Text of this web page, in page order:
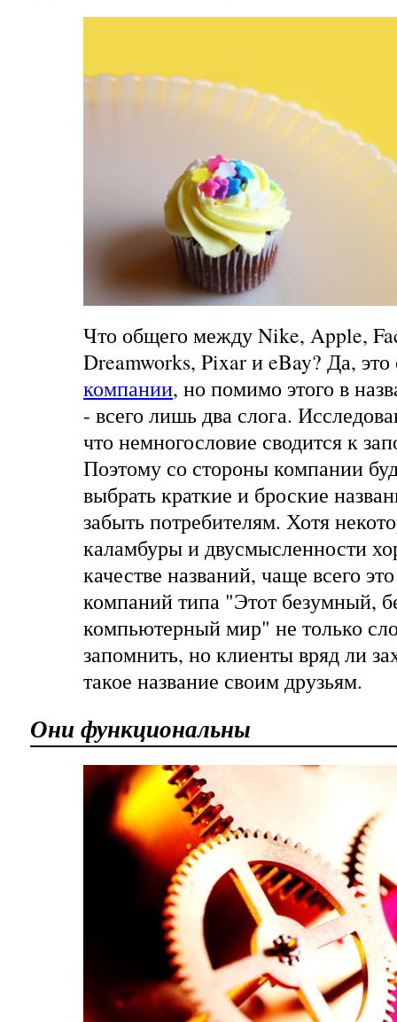
Что общего между Nike, Apple,
Dreamworks, Pixar и eBay? Да, это
компании, но помимо этого в
- всего лишь два слога.
что немногословие сводится к
Поэтому со стороны компании
выбрать краткие и броские
забыть потребителям. Хотя
каламбуры и двусмысленности
качестве названий, чаще всего
компаний типа "Этот безумный,
компьютерный мир" не только
запомнить, но клиенты вряд ли
такое название своим друзьям.
Они функциональны